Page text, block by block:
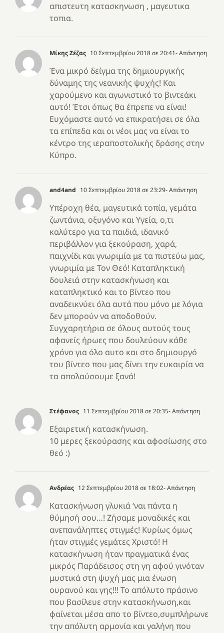
απιστευτη κατασκηνωση , μαγευτικα
τοπια.
Μίκης Ζέζας 10 Σεπτεμβρίου 2018 σε 20:41- Απάντηση
Ένα μικρό δείγμα της δημιουργικής
δύναμης της νεανικής ψυχής! Και
χαρούμενο και αγωνιστικό το βιντεάκι
αυτό! Έτσι όπως θα έπρεπε να είναι!
Ευχόμαστε αυτό να επικρατήσει σε όλα
τα επίπεδα και οι νέοι μας να είναι το
κέντρο της ιεραποστολικής δράσης στην
Κύπρο.
and4and 10 Σεπτεμβρίου 2018 σε 23:29- Απάντηση
Υπέροχη θέα, μαγευτικά τοπία, γεμάτα
ζωντάνια, οξυγόνο και Υγεία, ο,τι
καλύτερο για τα παιδιά, ιδανικό
περιβάλλον για ξεκούραση, χαρά,
παιχνίδι και γνωριμία με τα πιστεύω μας,
γνωριμία με Τον Θεό! Καταπληκτική
δουλειά στην κατασκήνωση και
καταπληκτικό και το βίντεο που
αναδεικνύει όλα αυτά που μόνο με λόγια
δεν μπορούν να αποδοθούν.
Συγχαρητήρια σε όλους αυτούς τους
αφανείς ήρωες που δουλεύουν κάθε
χρόνο για όλο αυτο και στο δημιουργό
του βίντεο που μας δίνει την ευκαιρία να
τα απολαύσουμε ξανά!
Στέφανος 11 Σεπτεμβρίου 2018 σε 20:35- Απάντηση
Εξαιρετική κατασκήνωση.
10 μερες ξεκούρασης και αφοσίωσης στο
θεό :)
Ανδρέας 12 Σεπτεμβρίου 2018 σε 18:02- Απάντηση
Κατασκήνωση γλυκιά ‘ναι πάντα η
θύμησή σου…! Ζήσαμε μοναδικές και
ανεπανάληπτες στιγμές! Κυρίως όμως
ήταν στιγμές γεμάτες Χριστό! Η
κατασκήνωση ήταν πραγματικά ένας
μικρός Παράδεισος στη γη αφού γινόταν
μυστικά στη ψυχή μας μια ένωση
ουρανού και γης!!! Το απόλυτο πράσινο
που βασίλευε στην κατασκήνωση,και
φαίνεται μέσα απο το βίντεο,συμπλήρωνε
την απόλυτη αρμονία και γαλήνη που